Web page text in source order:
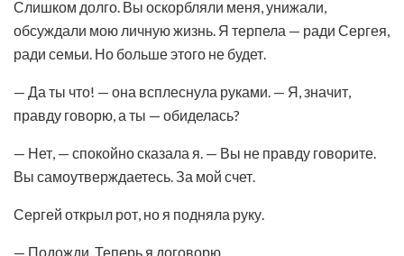
Слишком долго. Вы оскорбляли меня, унижали,
обсуждали мою личную жизнь. Я терпела — ради Сергея,
ради семьи. Но больше этого не будет.
— Да ты что! — она всплеснула руками. — Я, значит,
правду говорю, а ты — обиделась?
— Нет, — спокойно сказала я. — Вы не правду говорите.
Вы самоутверждаетесь. За мой счет.
Сергей открыл рот, но я подняла руку.
— Подожди. Теперь я договорю.